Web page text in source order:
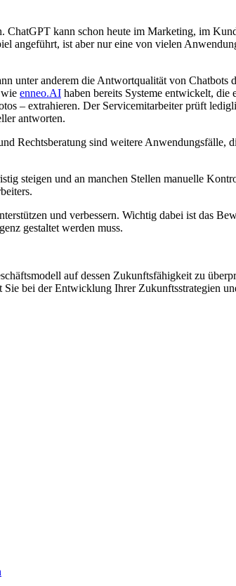
kann schon heute im Marketing, im
angeführt, ist aber nur eine von vielen
unter anderem die Antwortqualität von Chatbots
enneo.AI haben bereits Systeme entwickelt, die
– extrahieren. Der Servicemitarbeiter prüft
antworten.
Rechtsberatung sind weitere Anwendungsfälle,
steigen und an manchen Stellen manuelle
und verbessern. Wichtig dabei ist das
gestaltet werden muss.
auf dessen Zukunftsfähigkeit zu
bei der Entwicklung Ihrer Zukunftsstrategien